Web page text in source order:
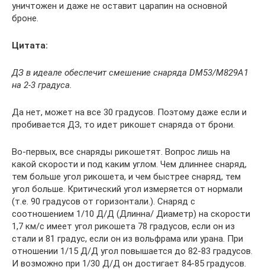
уничтожен и даже не оставит царапин на основной
броне.
Цитата:
ДЗ в идеале обеспечит смешение снаряда DM53/M829A1
на 2-3 градуса.
Да нет, может на все 30 градусов. Поэтому даже если и
пробивается ДЗ, то идет рикошет снаряда от брони.
Во-первых, все снаряды рикошетят. Вопрос лишь на
какой скорости и под каким углом. Чем длиннее снаряд,
тем больше угол рикошета, и чем быстрее снаряд, тем
угол больше. Критический угол измеряется от нормали
(т.е. 90 градусов от горизонтали.). Снаряд с
соотношением 1/10 Д/Д (Длинна/ Диаметр) на скорости
1,7 км/с имеет угол рикошета 78 градусов, если он из
стали и 81 градус, если он из вольфрама или урана. При
отношении 1/15 Д/Д угол повышается до 82-83 градусов.
И возможно при 1/30 Д/Д он достигает 84-85 градусов.